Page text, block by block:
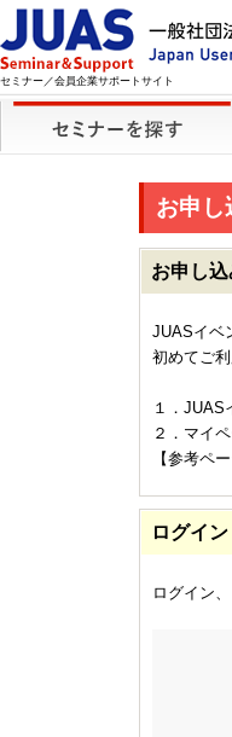
セミナー／会員企業サポートサイト
お申し
お申し
JUASイベ
初めてご
１．JUAS
２．マイ
【参考ペ
ログイン
ログイン